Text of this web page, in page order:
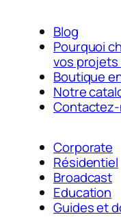
Blog
Pourquoi
vos projets
Boutique
Notre
Corporate
Résidentiel
Broadcast
Education
Guides et